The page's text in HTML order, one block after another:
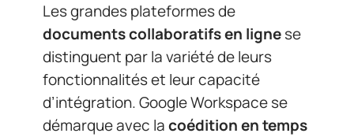
Les grandes plateformes de
documents collaboratifs en lignese
distinguent par la variété de leurs
fonctionnalités et leur capacité
d’intégration. Google Workspace se
démarque avec lacoédition en temps